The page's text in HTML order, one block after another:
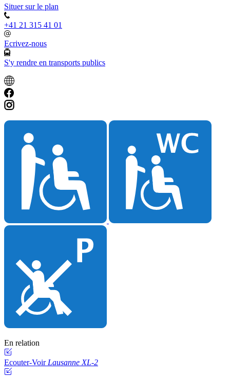
Situer sur le plan
+41 21 315 41 01
Ecrivez-nous
S'y rendre en transports publics
En relation
Ecouter-Voir Lausanne XL-2